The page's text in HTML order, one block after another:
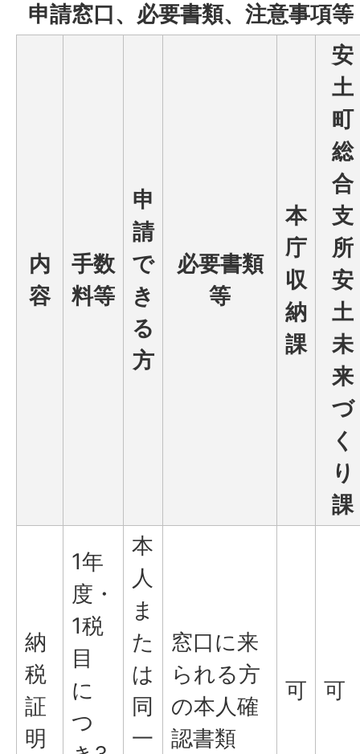
申請窓口、必要書類、注意事項等
内
容
手数
料等
申
請
で
き
る
方
必要書類
等
本
庁
収
納
課
安
土
町
総
合
支
所
安
土
未
来
づ
く
り
課
納
税
証
明
1年
度・
1税
目
に
つ
本
人
ま
た
は
同
一
窓口に来
られる方
の本人確
認書類
可 可